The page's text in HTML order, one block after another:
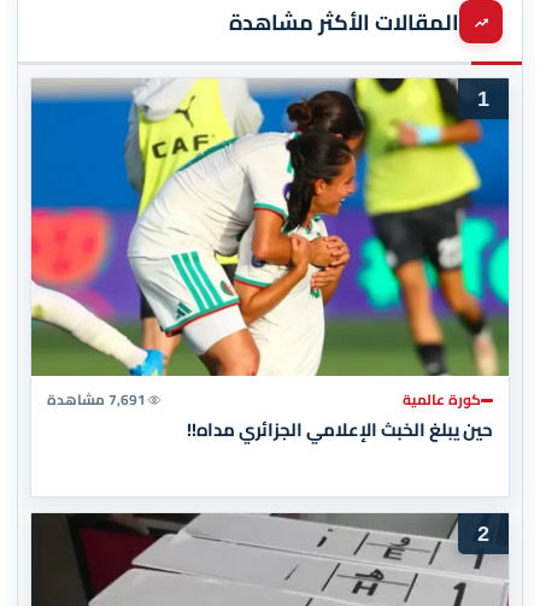
المقالات الأكثر مشاهدة
1
كورة عالمية 7,691 مشاهدة
حين يبلغ الخبث الإعلامي الجزائري مداه!!
2